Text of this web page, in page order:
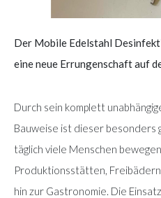
Der Mobile Edelstahl
eine neue Errungenschaft auf
Durch sein komplett
Bauweise ist dieser besonders
täglich viele Menschen
Produktionsstätten,
hin zur Gastronomie. Die